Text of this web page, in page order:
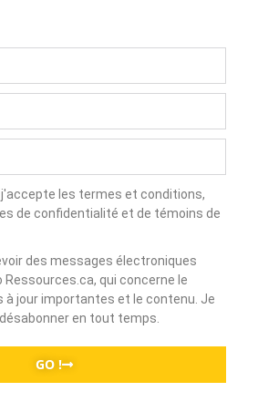
les termes et conditions,
de confidentialité et de témoins de
des messages électroniques
Ressources.ca, qui concerne le
à jour importantes et le contenu. Je
en tout temps.
GO !